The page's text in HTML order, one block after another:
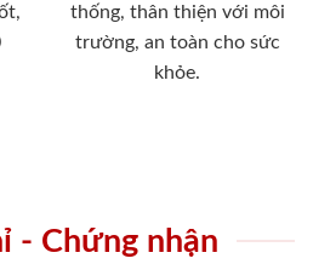
thống, thân thiện với môi
trường, an toàn cho sức
khỏe.
- Chứng nhận